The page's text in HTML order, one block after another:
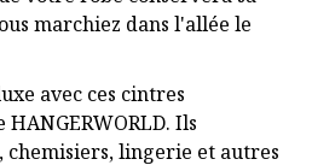
marchiez dans l'allée le
avec ces cintres
Ils
chemisiers, lingerie et autres